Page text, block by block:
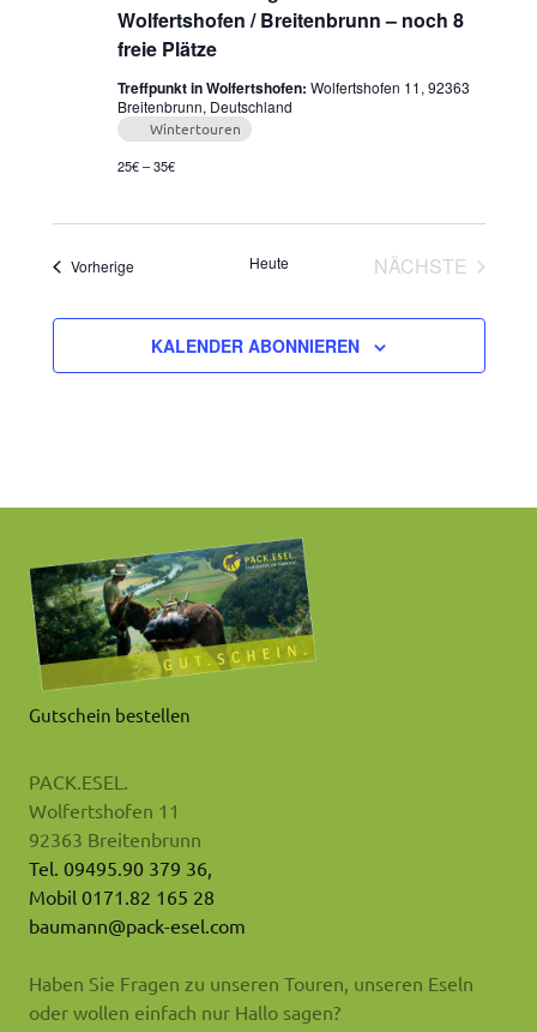
Wolfertshofen / Breitenbrunn – noch 8
freie Plätze
Treffpunkt in Wolfertshofen: Wolfertshofen 11, 92363
Breitenbrunn, Deutschland
Wintertouren
25€ – 35€
VorherigeVeranstaltungen Heute
NÄCHSTE
KALENDER ABONNIEREN
Gutschein bestellen
PACK.ESEL.
Wolfertshofen 11
92363 Breitenbrunn
Tel. 09495.90 379 36,
Mobil 0171.82 165 28
baumann@pack-esel.com
Haben Sie Fragen zu unseren Touren, unseren Eseln
oder wollen einfach nur Hallo sagen?